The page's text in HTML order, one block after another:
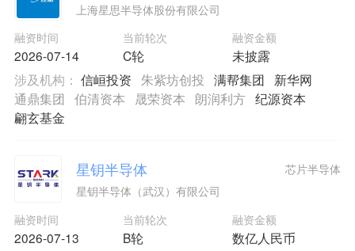
上海星思半导体股份有限公司
融资时间
2026-07-14
当前轮次
C轮
融资金额
未披露
涉及机构： 信峘投资 朱紫坊创投 满帮集团
新华网
通鼎集团
伯清资本 晟荣资本 朗润利方 纪源资本
翩玄基金
星钥半导体
星钥半导体（武汉）有限公司
融资时间
2026-07-13
当前轮次
B轮
融资金额
数亿人民币
芯片半导体